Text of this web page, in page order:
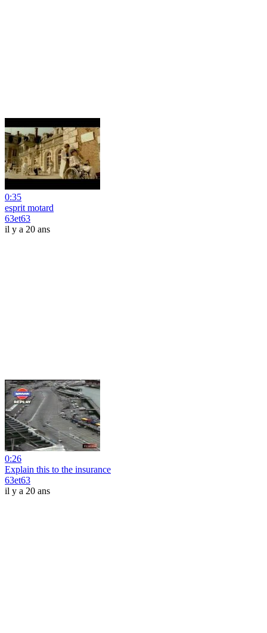
0:35
esprit motard
63et63
il y a 20 ans
0:26
Explain this to the insurance
63et63
il y a 20 ans